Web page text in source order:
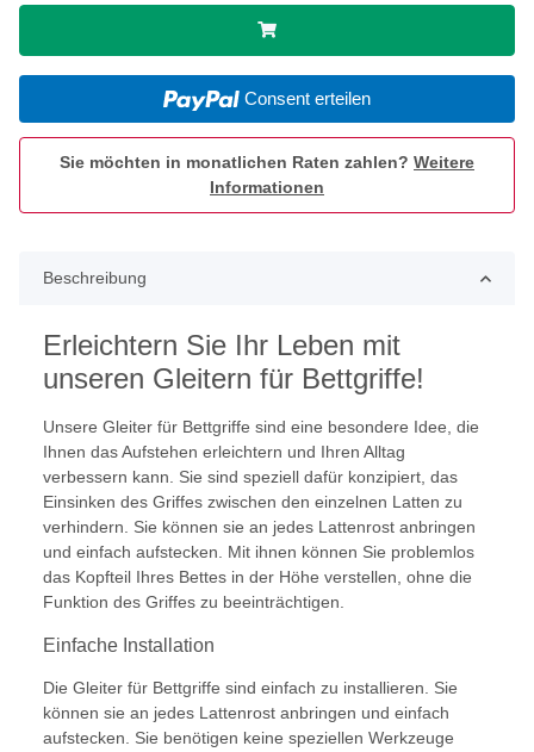
Consent erteilen
Sie möchten in monatlichen Raten zahlen? Weitere
Informationen
Beschreibung
Erleichtern Sie Ihr Leben mit
unseren Gleitern für Bettgriffe!
Unsere Gleiter für Bettgriffe sind eine besondere Idee, die
Ihnen das Aufstehen erleichtern und Ihren Alltag
verbessern kann. Sie sind speziell dafür konzipiert, das
Einsinken des Griffes zwischen den einzelnen Latten zu
verhindern. Sie können sie an jedes Lattenrost anbringen
und einfach aufstecken. Mit ihnen können Sie problemlos
das Kopfteil Ihres Bettes in der Höhe verstellen, ohne die
Funktion des Griffes zu beeinträchtigen.
Einfache Installation
Die Gleiter für Bettgriffe sind einfach zu installieren. Sie
können sie an jedes Lattenrost anbringen und einfach
aufstecken. Sie benötigen keine speziellen Werkzeuge